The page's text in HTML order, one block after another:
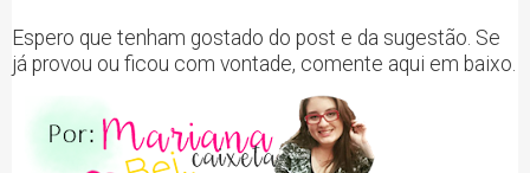
Espero que tenham gostado do post e da sugestão. Se
já provou ou ficou com vontade, comente aqui em baixo.